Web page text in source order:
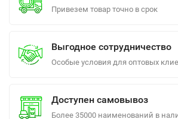
Привезем товар точно в срок
Выгодное сотрудничество
Особые условия для оптовых
Доступен самовывоз
Более 35000 наименований в